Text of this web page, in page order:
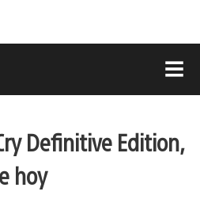
Definitive Edition,
hoy